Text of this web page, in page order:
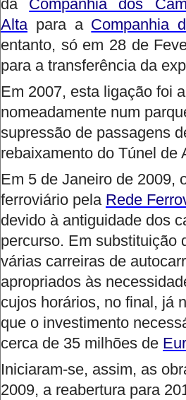
da
Companhia dos
Alta para a Companhia
entanto, só em 28 de
para a transferência da
Em 2007, esta ligação foi
nomeadamente num
supressão de passagens
rebaixamento do Túnel de
Em 5 de Janeiro de 2009,
ferroviário pela Rede
devido à antiguidade dos
percurso. Em substituição
várias carreiras de
apropriados às
cujos horários, no final, já
que o investimento
cerca de 35 milhões de
Iniciaram-se, assim, as
2009, a reabertura para